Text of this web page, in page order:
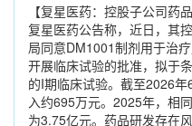
【复星医药：控股子公司药
复星医药公告称，近日，其
局同意DM1001制剂用于治
开展临床试验的批准，拟于
的I期临床试验。截至2026
入约695万元。2025年，相
为3.75亿元。药品研发存在